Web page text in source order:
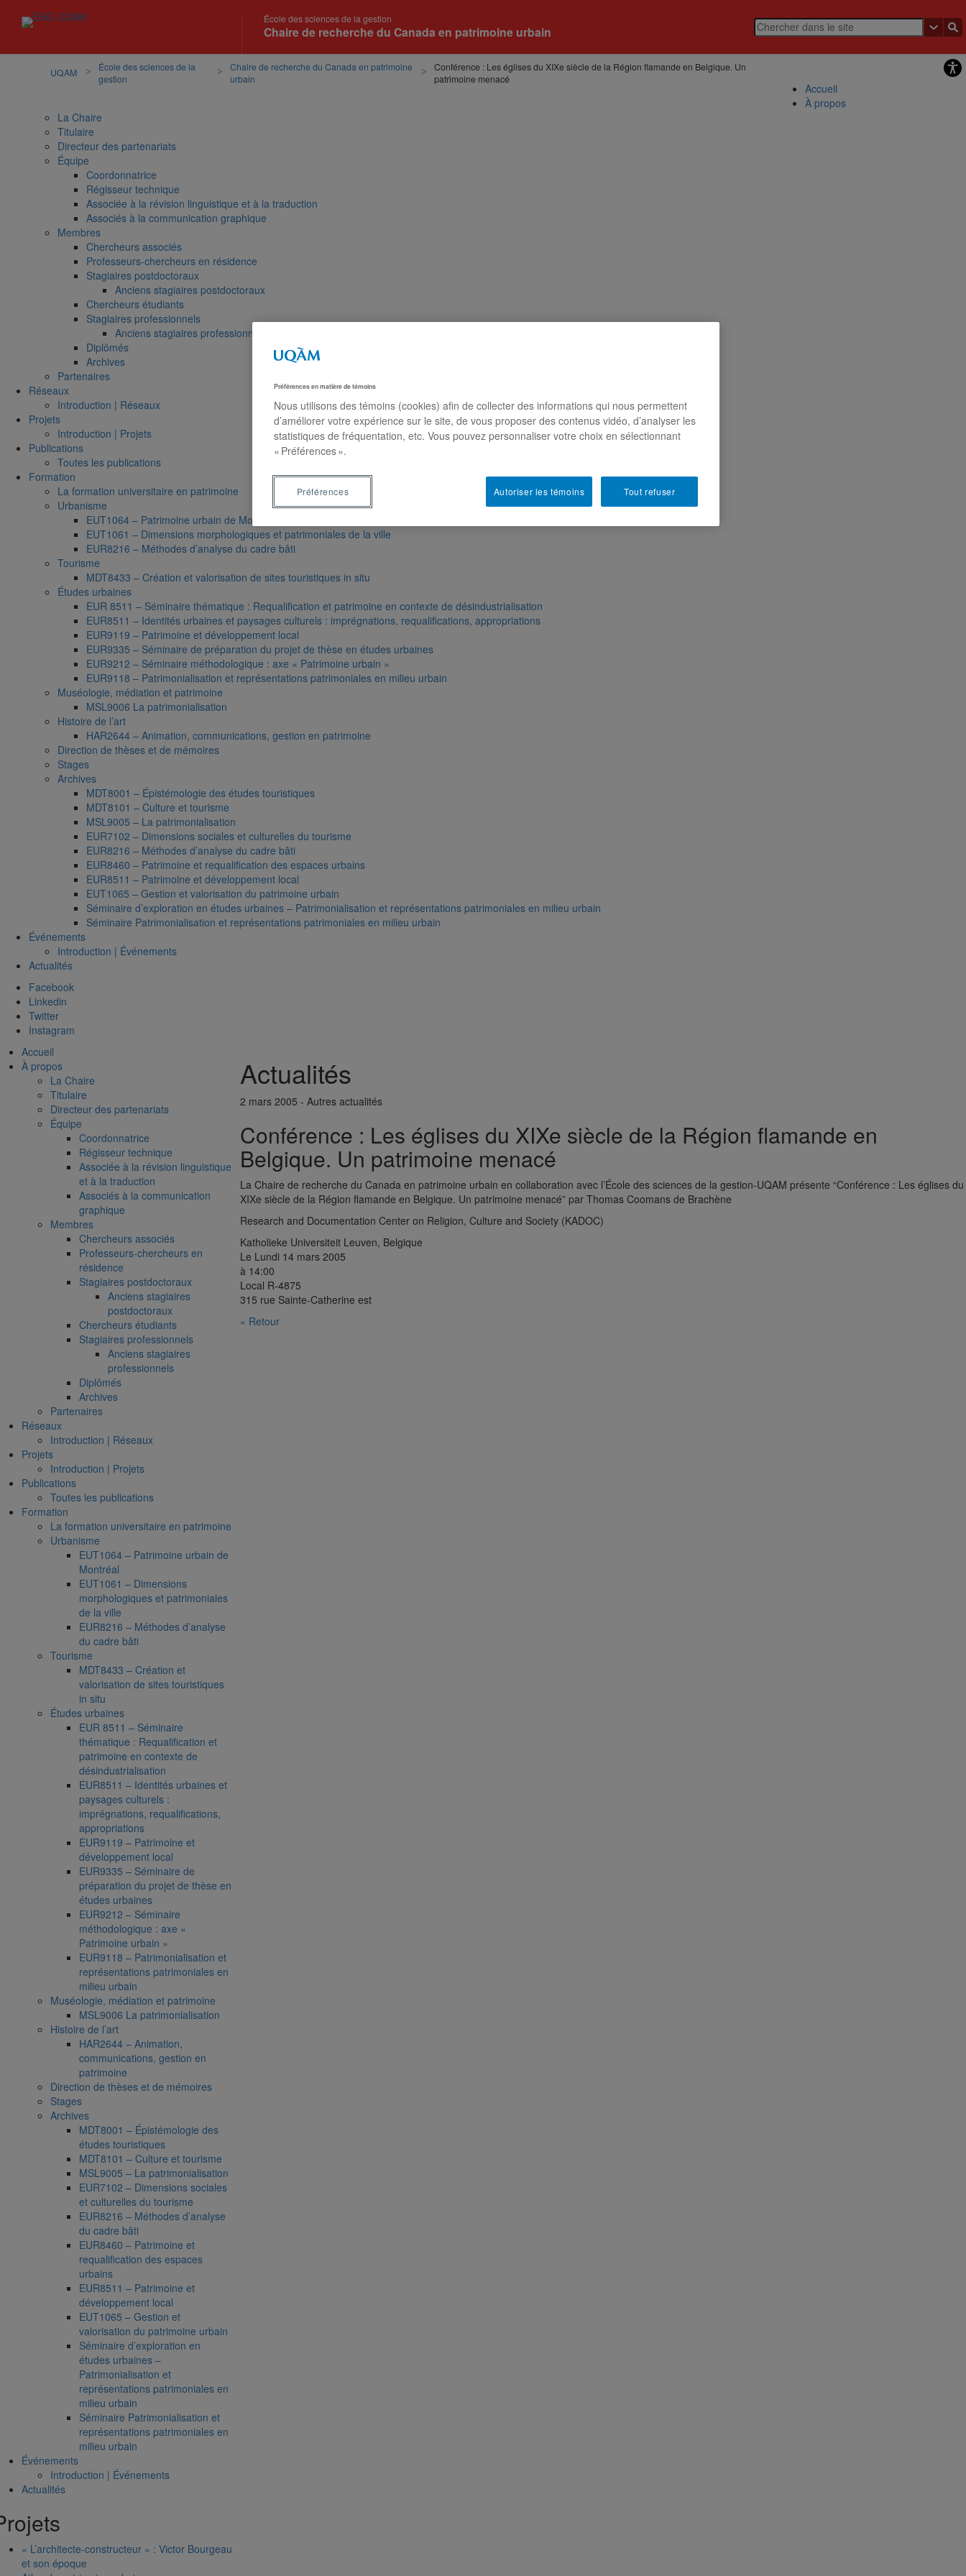
École des sciences de la gestion
Chaire de recherche du Canada en patrimoine urbain
UQAM
École des sciences de la
gestion
Chaire de recherche du Canada en patrimoine
urbain
Conférence : Les églises du XIXe siècle de la Région flamande en Belgique. Un
patrimoine menacé
Accueil
À propos
La Chaire
Titulaire
Directeur des partenariats
Équipe
Coordonnatrice
Régisseur technique
Associée à la révision linguistique et à la traduction
Associés à la communication graphique
Membres
Chercheurs associés
Professeurs-chercheurs en résidence
Stagiaires postdoctoraux
Anciens stagiaires postdoctoraux
Chercheurs étudiants
Stagiaires professionnels
Anciens stagiaires professionnels
Diplômés
Archives
Partenaires
Réseaux
Introduction | Réseaux
Projets
Introduction | Projets
Publications
Toutes les publications
Formation
La formation universitaire en patrimoine
Urbanisme
EUT1064 – Patrimoine urbain de Montréal
EUT1061 – Dimensions morphologiques et patrimoniales de la ville
EUR8216 – Méthodes d’analyse du cadre bâti
Tourisme
MDT8433 – Création et valorisation de sites touristiques in situ
Études urbaines
EUR 8511 – Séminaire thématique : Requalification et patrimoine en contexte de désindustrialisation
EUR8511 – Identités urbaines et paysages culturels : imprégnations, requalifications, appropriations
EUR9119 – Patrimoine et développement local
EUR9335 – Séminaire de préparation du projet de thèse en études urbaines
EUR9212 – Séminaire méthodologique : axe « Patrimoine urbain »
EUR9118 – Patrimonialisation et représentations patrimoniales en milieu urbain
Muséologie, médiation et patrimoine
MSL9006 La patrimonialisation
Histoire de l’art
HAR2644 – Animation, communications, gestion en patrimoine
Direction de thèses et de mémoires
Stages
Archives
MDT8001 – Épistémologie des études touristiques
MDT8101 – Culture et tourisme
MSL9005 – La patrimonialisation
EUR7102 – Dimensions sociales et culturelles du tourisme
EUR8216 – Méthodes d’analyse du cadre bâti
EUR8460 – Patrimoine et requalification des espaces urbains
EUR8511 – Patrimoine et développement local
EUT1065 – Gestion et valorisation du patrimoine urbain
Séminaire d’exploration en études urbaines – Patrimonialisation et représentations patrimoniales en milieu urbain
Séminaire Patrimonialisation et représentations patrimoniales en milieu urbain
Événements
Introduction | Événements
Actualités
Facebook
Linkedin
Twitter
Instagram
Accueil
À propos
La Chaire
Titulaire
Directeur des partenariats
Équipe
Coordonnatrice
Régisseur technique
Associée à la révision linguistique
et à la traduction
Associés à la communication
graphique
Membres
Chercheurs associés
Professeurs-chercheurs en
résidence
Stagiaires postdoctoraux
Anciens stagiaires
postdoctoraux
Chercheurs étudiants
Stagiaires professionnels
Anciens stagiaires
professionnels
Diplômés
Archives
Partenaires
Réseaux
Introduction | Réseaux
Projets
Introduction | Projets
Publications
Toutes les publications
Formation
La formation universitaire en patrimoine
Urbanisme
EUT1064 – Patrimoine urbain de
Montréal
EUT1061 – Dimensions
morphologiques et patrimoniales
de la ville
EUR8216 – Méthodes d’analyse
du cadre bâti
Tourisme
MDT8433 – Création et
valorisation de sites touristiques
in situ
Études urbaines
EUR 8511 – Séminaire
thématique : Requalification et
patrimoine en contexte de
désindustrialisation
EUR8511 – Identités urbaines et
paysages culturels :
imprégnations, requalifications,
appropriations
EUR9119 – Patrimoine et
développement local
EUR9335 – Séminaire de
préparation du projet de thèse en
études urbaines
EUR9212 – Séminaire
méthodologique : axe «
Patrimoine urbain »
EUR9118 – Patrimonialisation et
représentations patrimoniales en
milieu urbain
Muséologie, médiation et patrimoine
MSL9006 La patrimonialisation
Histoire de l’art
HAR2644 – Animation,
communications, gestion en
patrimoine
Direction de thèses et de mémoires
Stages
Archives
MDT8001 – Épistémologie des
études touristiques
MDT8101 – Culture et tourisme
MSL9005 – La patrimonialisation
EUR7102 – Dimensions sociales
et culturelles du tourisme
EUR8216 – Méthodes d’analyse
du cadre bâti
EUR8460 – Patrimoine et
requalification des espaces
urbains
EUR8511 – Patrimoine et
développement local
EUT1065 – Gestion et
valorisation du patrimoine urbain
Séminaire d’exploration en
études urbaines –
Patrimonialisation et
représentations patrimoniales en
milieu urbain
Séminaire Patrimonialisation et
représentations patrimoniales en
milieu urbain
Événements
Introduction | Événements
Actualités
« L’architecte-constructeur » : Victor Bourgeau
et son époque
Actualités
2 mars 2005 - Autres actualités
Conférence : Les églises du XIXe siècle de la Région flamande en
Belgique. Un patrimoine menacé
La Chaire de recherche du Canada en patrimoine urbain en collaboration avec l’École des sciences de la gestion-UQAM présente “Conférence : Les églises du
XIXe siècle de la Région flamande en Belgique. Un patrimoine menacé” par Thomas Coomans de Brachène
Research and Documentation Center on Religion, Culture and Society (KADOC)
Katholieke Universiteit Leuven, Belgique
Le Lundi 14 mars 2005
à 14:00
Local R-4875
315 rue Sainte-Catherine est
« Retour
Préférences en matière de témoins
Nous utilisons des témoins (cookies) afin de collecter des informations qui nous permettent
d’améliorer votre expérience sur le site, de vous proposer des contenus vidéo, d’analyser les
statistiques de fréquentation, etc. Vous pouvez personnaliser votre choix en sélectionnant
« Préférences ».
Tout refuser
Autoriser les témoins
Préférences